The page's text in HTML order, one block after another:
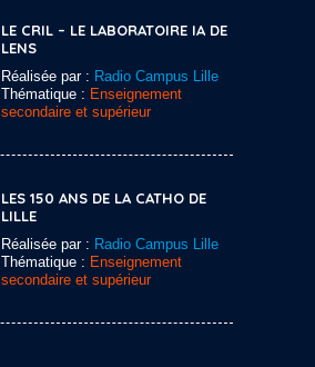
LE CRIL – LE LABORATOIRE IA DE
LENS
Réalisée par : Radio Campus Lille
Thématique : Enseignement
secondaire et supérieur
LES 150 ANS DE LA CATHO DE
LILLE
Réalisée par : Radio Campus Lille
Thématique : Enseignement
secondaire et supérieur